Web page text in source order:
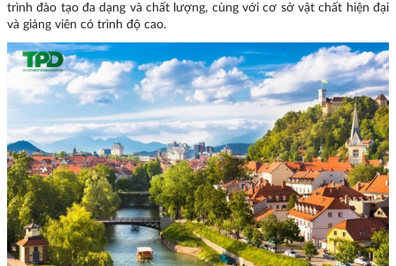
trình đào tạo đa dạng và chất lượng, cùng với cơ sở vật chất hiện đại
và giảng viên có trình độ cao.